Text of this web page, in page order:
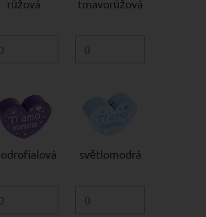
růžová tmavorůžová
světlomodrá